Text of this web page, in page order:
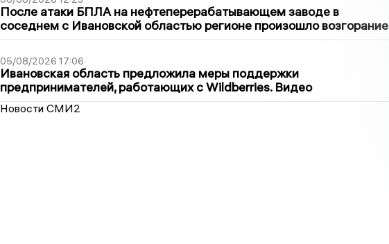
После атаки БПЛА на нефтеперерабатывающем заводе в
соседнем с Ивановской областью регионе произошло возгорание
05/08/2026 17:06
Ивановская область предложила меры поддержки
предпринимателей, работающих с Wildberries. Видео
Новости СМИ2